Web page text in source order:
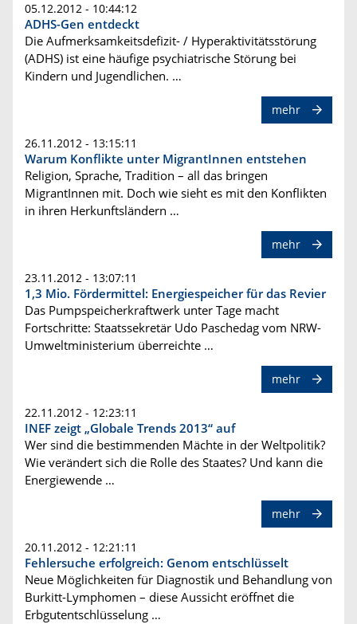
05.12.2012 - 10:44:12
ADHS-Gen entdeckt
Die Aufmerksamkeitsdefizit- / Hyperaktivitätsstörung
(ADHS) ist eine häufige psychiatrische Störung bei
Kindern und Jugendlichen. …
mehr
26.11.2012 - 13:15:11
Warum Konflikte unter MigrantInnen entstehen
Religion, Sprache, Tradition – all das bringen
MigrantInnen mit. Doch wie sieht es mit den Konflikten
in ihren Herkunftsländern …
mehr
23.11.2012 - 13:07:11
1,3 Mio. Fördermittel: Energiespeicher für das Revier
Das Pumpspeicherkraftwerk unter Tage macht
Fortschritte: Staatssekretär Udo Paschedag vom NRW-
Umweltministerium überreichte …
mehr
22.11.2012 - 12:23:11
INEF zeigt „Globale Trends 2013“ auf
Wer sind die bestimmenden Mächte in der Weltpolitik?
Wie verändert sich die Rolle des Staates? Und kann die
Energiewende …
mehr
20.11.2012 - 12:21:11
Fehlersuche erfolgreich: Genom entschlüsselt
Neue Möglichkeiten für Diagnostik und Behandlung von
Burkitt-Lymphomen – diese Aussicht eröffnet die
Erbgutentschlüsselung …